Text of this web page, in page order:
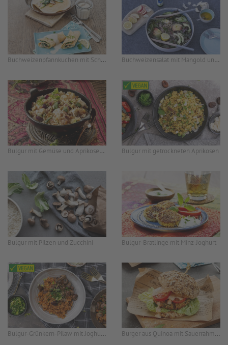
Buchweizenpfannkuchen mit Schnittlauchcreme Buchweizensalat mit Mangold und Cranberries
Bulgur mit Gemüse und Aprikosen-Sauce Bulgur mit getrockneten Aprikosen
Bulgur mit Pilzen und Zucchini Bulgur-Bratlinge mit Minz-Joghurt
Bulgur-Grünkern-Pilaw mit Joghurtsauce Burger aus Quinoa mit Sauerrahm-Sauce